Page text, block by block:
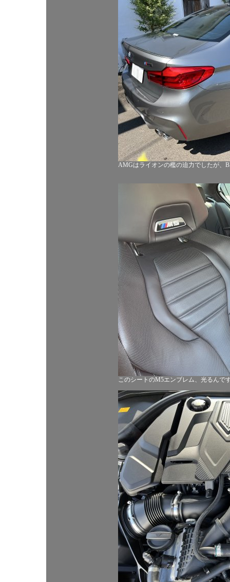
AMGはライオンの檻の迫力でしたが、
このシートのM5エンブレム、光るんで